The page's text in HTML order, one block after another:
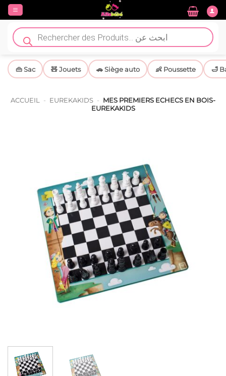
Passer
contenu
Recherche
de
produits
👜 Sac 🧸 Jouets 🚗 Siège auto 👶 Poussette 🛁
ACCUEIL - EUREKAKIDS - MES PREMIERS ECHECS EN BOIS-
EUREKAKIDS